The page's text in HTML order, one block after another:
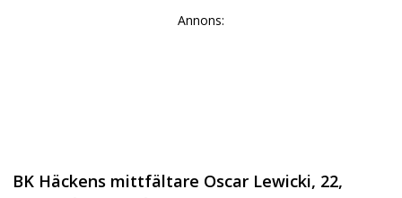
Annons:
BK Häckens mittfältare Oscar Lewicki, 22,